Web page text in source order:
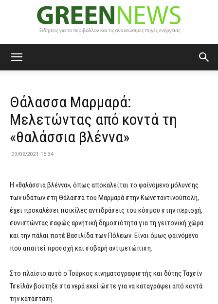
News
Θάλασσα Μαρμαρά:
Μελετώντας από κοντά τη
«θαλάσσια βλέννα»
09/06/2021 15:34
Η «θαλάσσια βλέννα», όπως αποκαλείται το φαίνομενο μόλυνσης
των υδάτων στη Θάλασσα του Μαρμαρά στην Κωνσταντινούπολη,
έχει προκαλέσει ποικίλες αντιδράσεις του κόσμου στην περιοχή,
συνιστώντας σαφώς αρνητική δημοσιότητα για τη γειτονική χώρα
και την πάλαι ποτέ Βασιλίδα των Πόλεων. Είναι όμως φαινόμενο
που απαιτεί προσοχή και σοβαρή αντιμετώπιση.
Στο πλαίσιο αυτό ο Τούρκος κινηματογραφιστής και δύτης Ταχσίν
Τσεϊλάν βούτηξε στα νερά εκεί ώστε για να καταγράψει από κοντά
την κατάσταση.